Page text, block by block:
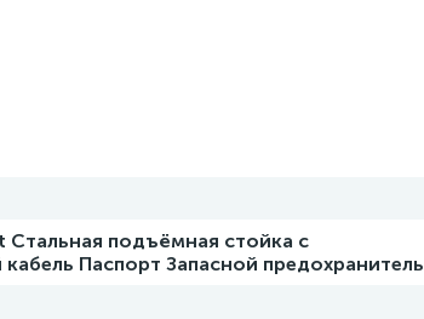
подъёмная стойка с
Паспорт Запасной предохранитель